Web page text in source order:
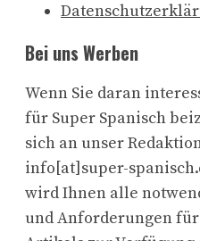
Bei uns Werben
Wenn Sie daran
für Super Spanisch
sich an unser
info[at]super-
wird Ihnen alle
und Anforderungen